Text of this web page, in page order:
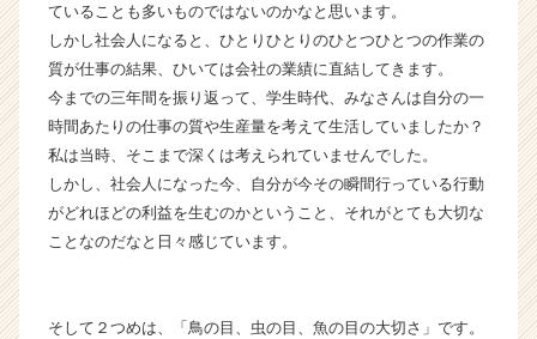
ア
（C
h
e
e
r
C
a
r
e
ていることも多いものではないのかなと思います。
しかし社会人になると、ひとりひとりのひとつひとつの作業の
質が仕事の結果、ひいては会社の業績に直結してきます。
今までの三年間を振り返って、学生時代、みなさんは自分の一
時間あたりの仕事の質や生産量を考えて生活していましたか？
私は当時、そこまで深くは考えられていませんでした。
しかし、社会人になった今、自分が今その瞬間行っている行動
がどれほどの利益を生むのかということ、それがとても大切な
ことなのだなと日々感じています。
そして２つめは、「鳥の目、虫の目、魚の目の大切さ」です。